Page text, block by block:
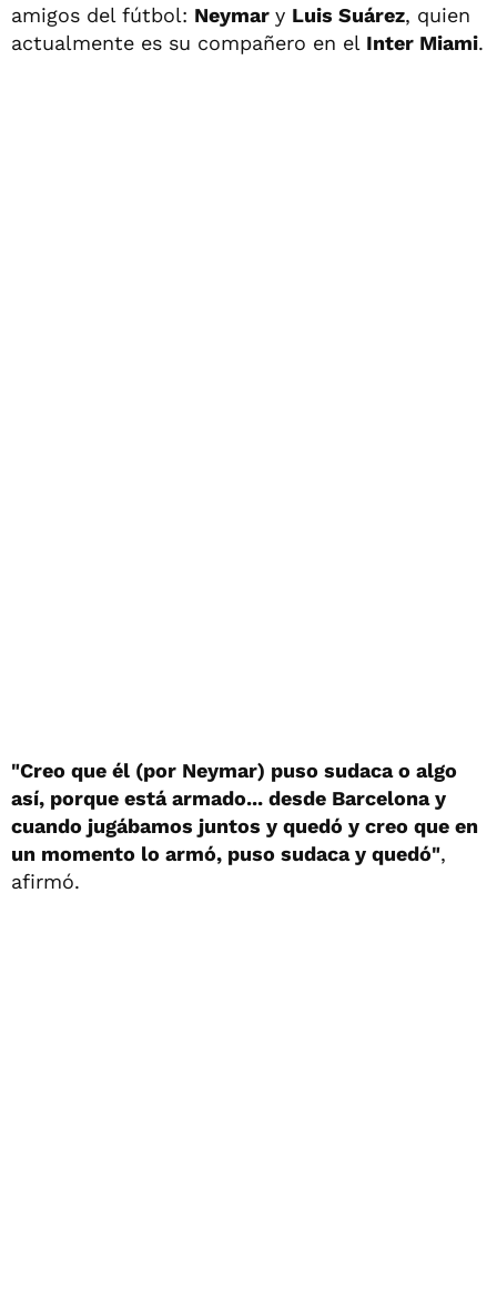
amigos del fútbol: Neymar y Luis Suárez, quien
actualmente es su compañero en el Inter Miami.
"Creo que él (por Neymar) puso sudaca o algo
así, porque está armado... desde Barcelona y
cuando jugábamos juntos y quedó y creo que en
un momento lo armó, puso sudaca y quedó",
afirmó.